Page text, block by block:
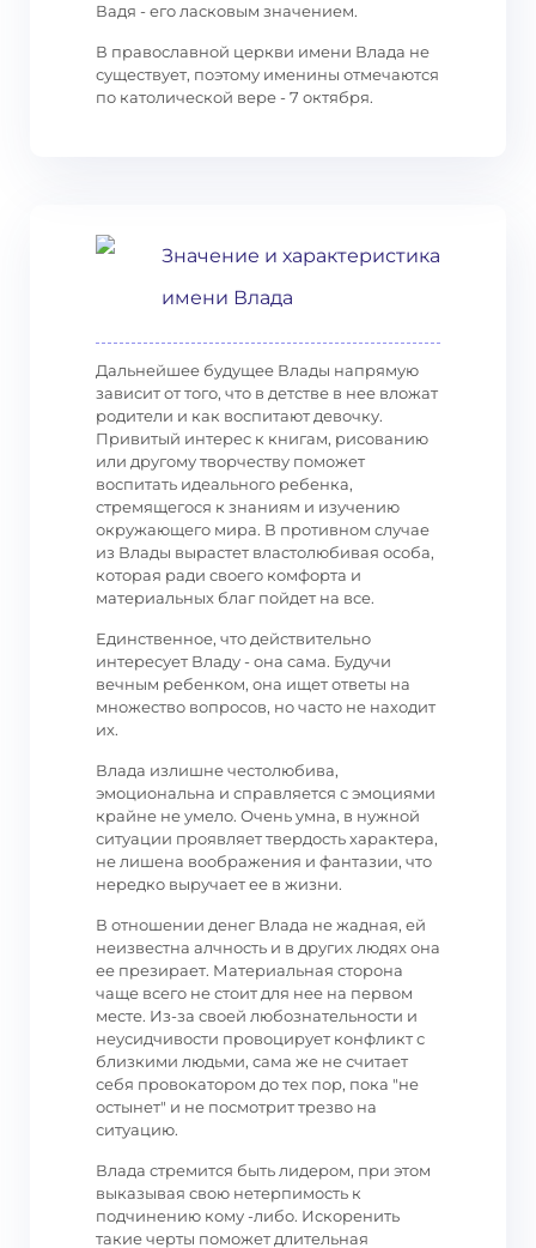
Вадя - его ласковым значением.
В православной церкви имени Влада не
существует, поэтому именины отмечаются
по католической вере - 7 октября.
Значение и характеристика
имени Влада
Дальнейшее будущее Влады напрямую
зависит от того, что в детстве в нее вложат
родители и как воспитают девочку.
Привитый интерес к книгам, рисованию
или другому творчеству поможет
воспитать идеального ребенка,
стремящегося к знаниям и изучению
окружающего мира. В противном случае
из Влады вырастет властолюбивая особа,
которая ради своего комфорта и
материальных благ пойдет на все.
Единственное, что действительно
интересует Владу - она сама. Будучи
вечным ребенком, она ищет ответы на
множество вопросов, но часто не находит
их.
Влада излишне честолюбива,
эмоциональна и справляется с эмоциями
крайне не умело. Очень умна, в нужной
ситуации проявляет твердость характера,
не лишена воображения и фантазии, что
нередко выручает ее в жизни.
В отношении денег Влада не жадная, ей
неизвестна алчность и в других людях она
ее презирает. Материальная сторона
чаще всего не стоит для нее на первом
месте. Из-за своей любознательности и
неусидчивости провоцирует конфликт с
близкими людьми, сама же не считает
себя провокатором до тех пор, пока "не
остынет" и не посмотрит трезво на
ситуацию.
Влада стремится быть лидером, при этом
выказывая свою нетерпимость к
подчинению кому -либо. Искоренить
такие черты поможет длительная